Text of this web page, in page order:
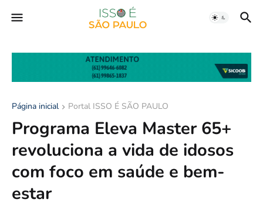
Página inicial Portal ISSO É SÃO PAULO
Programa Eleva Master 65+
revoluciona a vida de idosos
com foco em saúde e bem-
estar